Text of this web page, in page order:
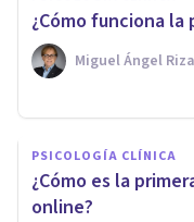
¿Cómo funciona
Miguel Ángel
PSICOLOGÍA CLÍNICA
¿Cómo es la
online?